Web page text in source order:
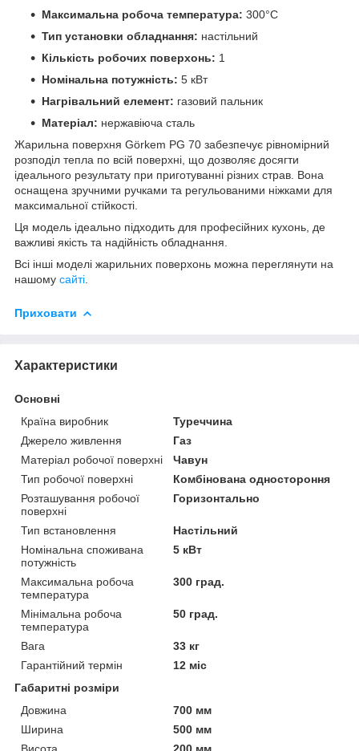
Максимальна робоча температура: 300°C
Тип установки обладнання: настільний
Кількість робочих поверхонь: 1
Номінальна потужність: 5 кВт
Нагрівальний елемент: газовий пальник
Матеріал: нержавіюча сталь
Жарильна поверхня Görkem PG 70 забезпечує рівномірний
розподіл тепла по всій поверхні, що дозволяє досягти
ідеального результату при приготуванні різних страв. Вона
оснащена зручними ручками та регульованими ніжками для
максимальної стійкості.
Ця модель ідеально підходить для професійних кухонь, де
важливі якість та надійність обладнання.
Всі інші моделі жарильних поверхонь можна переглянути на
нашому сайті
Приховати
Характеристики
Основні
Країна виробник
Туреччина
Джерело живлення
Газ
Матеріал робочої поверхні
Чавун
Тип робочої поверхні
Комбінована одностороння
Розташування робочої
поверхні
Горизонтально
Тип встановлення
Настільний
Номінальна споживана
потужність
5 кВт
Максимальна робоча
температура
300 град.
Мінімальна робоча
температура
50 град.
Вага
33 кг
Гарантійний термін
12 міс
Габаритні розміри
Довжина
700 мм
Ширина
500 мм
Висота
200 мм